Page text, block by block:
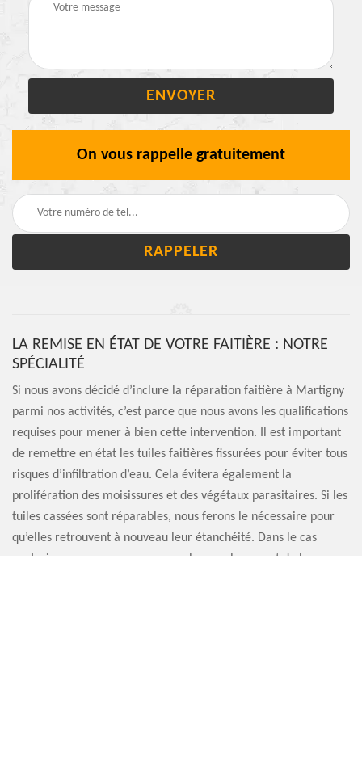
On vous rappelle gratuitement
LA REMISE EN ÉTAT DE VOTRE FAITIÈRE : NOTRE
SPÉCIALITÉ
Si nous avons décidé d’inclure la réparation faitière à Martigny
parmi nos activités, c’est parce que nous avons les qualifications
requises pour mener à bien cette intervention. Il est important
de remettre en état les tuiles faitières fissurées pour éviter tous
risques d’infiltration d’eau. Cela évitera également la
prolifération des moisissures et des végétaux parasitaires. Si les
tuiles cassées sont réparables, nous ferons le nécessaire pour
qu’elles retrouvent à nouveau leur étanchéité. Dans le cas
contraire, nous vous proposerons le remplacement de la